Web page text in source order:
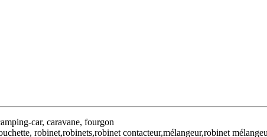
car, caravane, fourgon
robinet,robinets,robinet contacteur,mélangeur,robinet